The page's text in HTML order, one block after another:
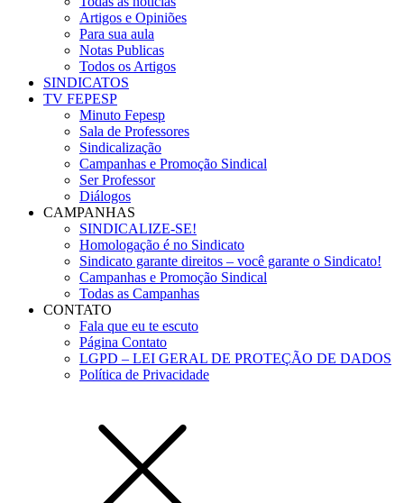
Artigos e Opiniões
Para sua aula
Notas Publicas
Todos os Artigos
SINDICATOS
TV FEPESP
Minuto Fepesp
Sala de Professores
Sindicalização
Campanhas e Promoção Sindical
Ser Professor
Diálogos
CAMPANHAS
SINDICALIZE-SE!
Homologação é no Sindicato
Sindicato garante direitos – você garante o Sindicato!
Campanhas e Promoção Sindical
Todas as Campanhas
CONTATO
Fala que eu te escuto
Página Contato
LGPD – LEI GERAL DE PROTEÇÃO DE DADOS
Política de Privacidade